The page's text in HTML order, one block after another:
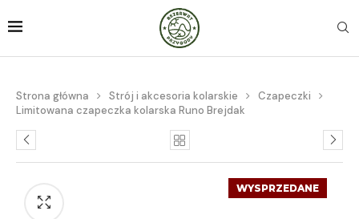
Strona główna Strój i akcesoria kolarskie
Czapeczki
Limitowana czapeczka kolarska Runo Brejdak
WYSPRZEDANE